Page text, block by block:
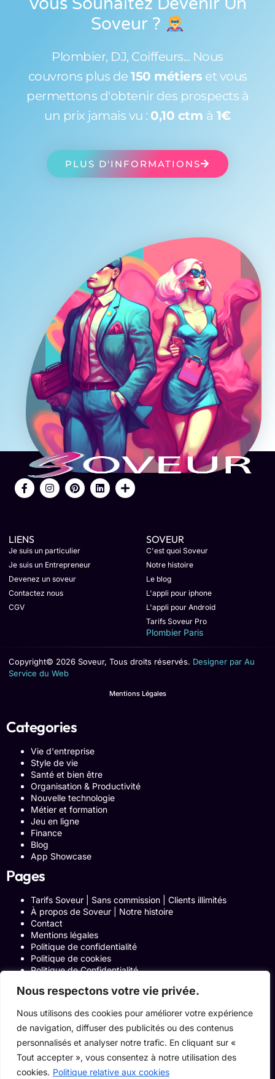
Nous respectons votre vie privée.
Nous utilisons des cookies pour améliorer votre expérience
de navigation, diffuser des publicités ou des contenus
personnalisés et analyser notre trafic. En cliquant sur «
Tout accepter », vous consentez à notre utilisation des
cookies. Politique relative aux cookies
Soveur ?
Plombier, DJ, Coiffeurs... Nous
couvrons plus de 150 métiers et vous
permettons d'obtenir des prospects à
un prix jamais vu : 0,10 ctm à 1€
PLUS D'INFORMATIONS
LIENS
Je suis un particulier
Je suis un Entrepreneur
Devenez un soveur
Contactez nous
CGV
SOVEUR
C'est quoi Soveur
Notre histoire
Le blog
L'appli pour iphone
L'appli pour Android
Tarifs Soveur Pro
Plombier Paris
Copyright© 2026 Soveur, Tous droits réservés. Designer par Au
Service du Web
Mentions Légales
Categories
Vie d'entreprise
Style de vie
Santé et bien être
Organisation & Productivité
Nouvelle technologie
Métier et formation
Jeu en ligne
Finance
Blog
App Showcase
Pages
Tarifs Soveur | Sans commission | Clients illimités
À propos de Soveur | Notre histoire
Contact
Mentions légales
Politique de confidentialité
Politique de cookies
Politique de Confidentialité
Blog
Programme Affiliation
Conditions générales d’utilisation
ACCUEIL
Le Blog
Devenir pro